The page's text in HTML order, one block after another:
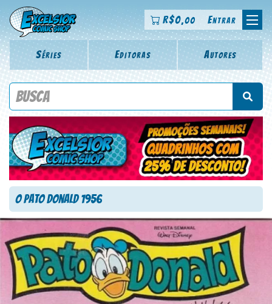
R$0,00 Entrar
Séries Editoras Autores
Procure por título da revista, personagem, série, escritor,
O Pato Donald 1956